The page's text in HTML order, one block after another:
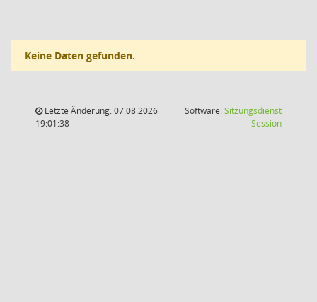
Keine Daten gefunden.
Letzte Änderung: 07.08.2026
19:01:38
Software:Sitzungsdienst
Session(Wird in